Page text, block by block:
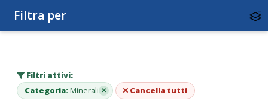
Filtra per
Filtri attivi:
Categoria:Minerali ✕ Cancella tutti